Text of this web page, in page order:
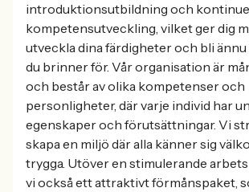
introduktionsutbildning och
kompetensutveckling, vilket ger dig
utveckla dina färdigheter och bli
du brinner för. Vår organisation är
och består av olika kompetenser och
personligheter, där varje individ har
egenskaper och förutsättningar. Vi
skapa en miljö där alla känner sig
trygga. Utöver en stimulerande
vi också ett attraktivt förmånspaket,